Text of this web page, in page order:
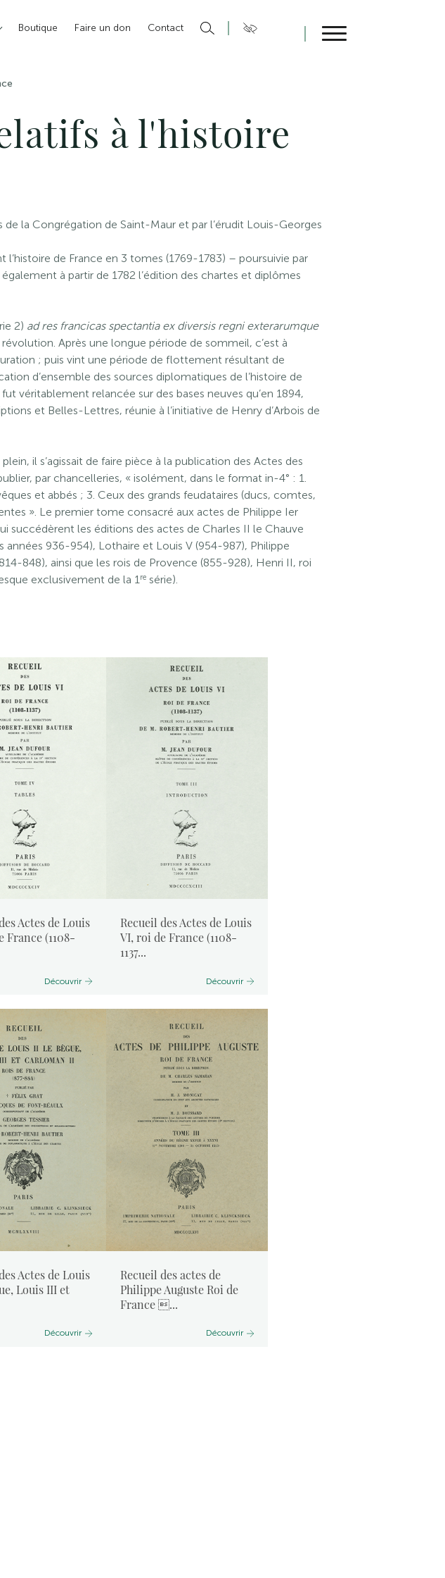
Boutique Faire un don
Contact
à l'histoire
la Congrégation de Saint-Maur et par l’érudit Louis-Georges
de France en 3 tomes (1769-1783) – poursuivie par
à partir de 1782 l’édition des chartes et diplômes
2) ad res francicas spectantia ex diversis regni exterarumque
Après une longue période de sommeil, c’est à
; puis vint une période de flottement résultant de
d’ensemble des sources diplomatiques de l’histoire de
véritablement relancée sur des bases neuves qu’en 1894,
et Belles-Lettres, réunie à l’initiative de Henry d’Arbois de
il s’agissait de faire pièce à la publication des Actes des
par chancelleries, « isolément, dans le format in-4° : 1.
et abbés ; 3. Ceux des grands feudataires (ducs, comtes,
». Le premier tome consacré aux actes de Philippe Ier
succédèrent les éditions des actes de Charles II le Chauve
936-954), Lothaire et Louis V (954-987), Philippe
848), ainsi que les rois de Provence (855-928), Henri II, roi
exclusivement de la 1re série).
Actes de Louis
France (1108-
Découvrir
Recueil des Actes de Louis
VI, roi de France (1108-
1137...
Découvrir
Actes de Louis
Louis III et
Découvrir
Recueil des actes de
Philippe Auguste Roi de
France ...
Découvrir